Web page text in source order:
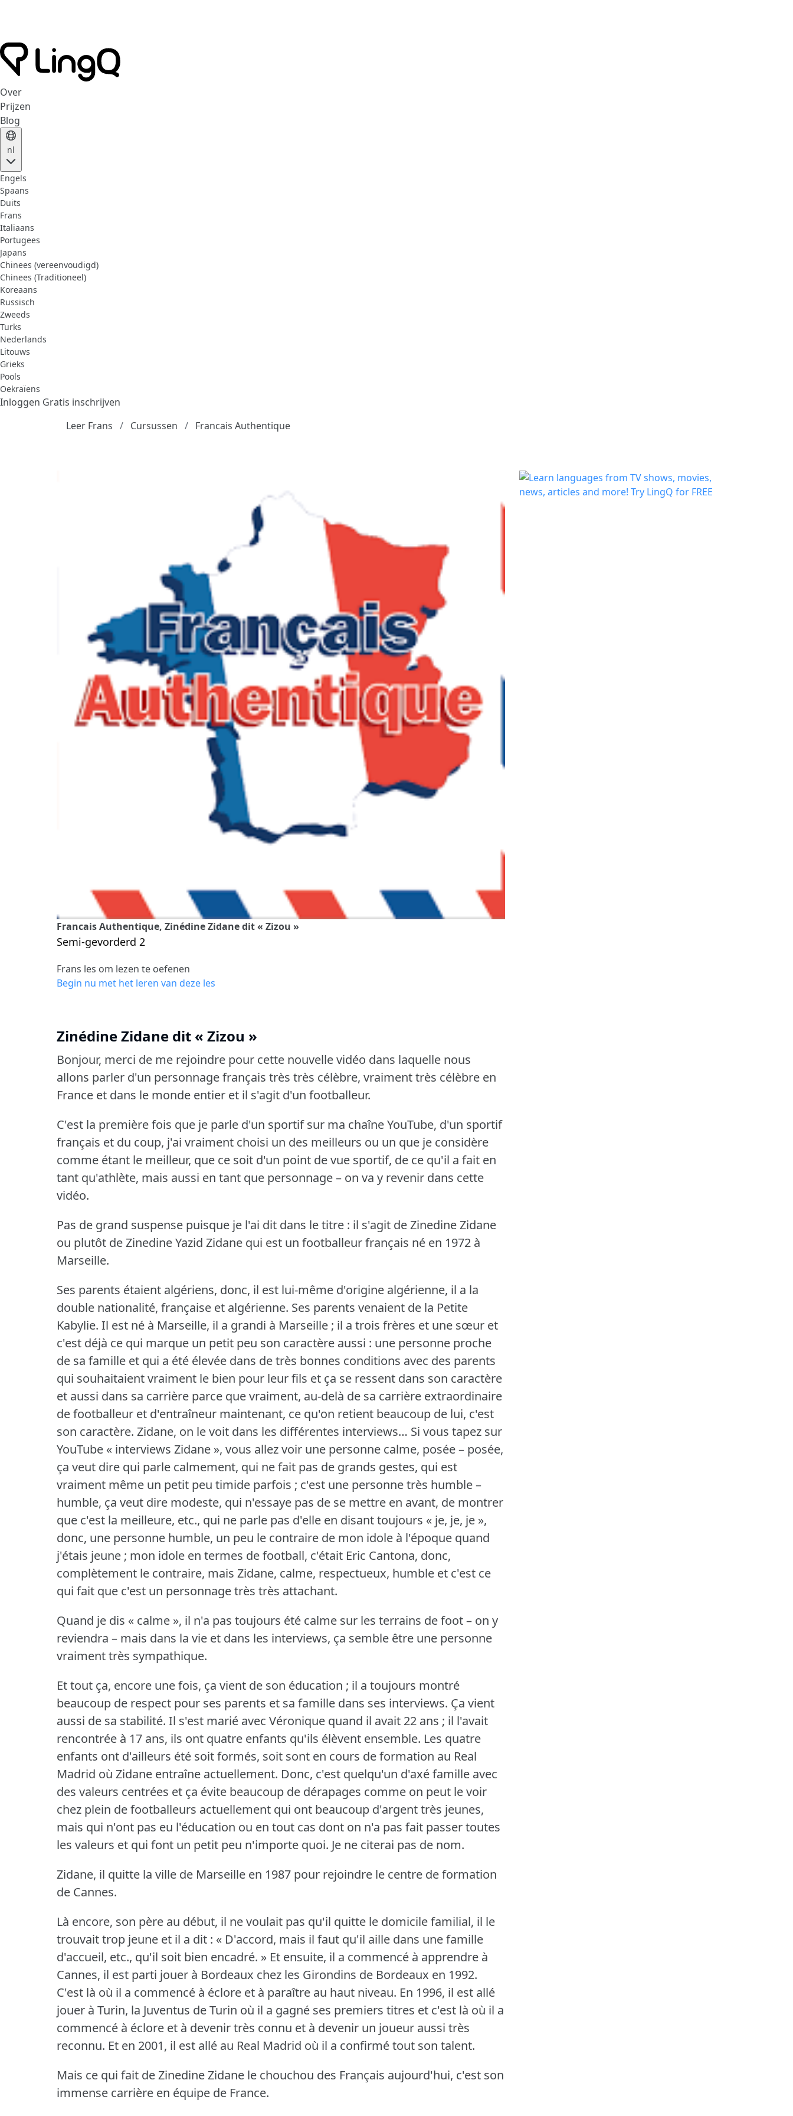
Over
Prijzen
Blog
nl
Engels
Spaans
Duits
Frans
Italiaans
Portugees
Japans
Chinees (vereenvoudigd)
Chinees (Traditioneel)
Koreaans
Russisch
Zweeds
Turks
Nederlands
Litouws
Grieks
Pools
Oekraïens
Inloggen Gratis inschrijven
Leer Frans
Cursussen Francais Authentique
Francais Authentique, Zinédine Zidane dit « Zizou »
Semi-gevorderd 2
Frans les om lezen te oefenen
Begin nu met het leren van deze les
Zinédine Zidane dit « Zizou »
Bonjour, merci de me rejoindre pour cette nouvelle vidéo dans laquelle nous
allons parler d'un personnage français très très célèbre, vraiment très célèbre en
France et dans le monde entier et il s'agit d'un footballeur.
C'est la première fois que je parle d'un sportif sur ma chaîne YouTube, d'un sportif
français et du coup, j'ai vraiment choisi un des meilleurs ou un que je considère
comme étant le meilleur, que ce soit d'un point de vue sportif, de ce qu'il a fait en
tant qu'athlète, mais aussi en tant que personnage – on va y revenir dans cette
vidéo.
Pas de grand suspense puisque je l'ai dit dans le titre : il s'agit de Zinedine Zidane
ou plutôt de Zinedine Yazid Zidane qui est un footballeur français né en 1972 à
Marseille.
Ses parents étaient algériens, donc, il est lui-même d'origine algérienne, il a la
double nationalité, française et algérienne. Ses parents venaient de la Petite
Kabylie. Il est né à Marseille, il a grandi à Marseille ; il a trois frères et une sœur et
c'est déjà ce qui marque un petit peu son caractère aussi : une personne proche
de sa famille et qui a été élevée dans de très bonnes conditions avec des parents
qui souhaitaient vraiment le bien pour leur fils et ça se ressent dans son caractère
et aussi dans sa carrière parce que vraiment, au-delà de sa carrière extraordinaire
de footballeur et d'entraîneur maintenant, ce qu'on retient beaucoup de lui, c'est
son caractère. Zidane, on le voit dans les différentes interviews… Si vous tapez sur
YouTube « interviews Zidane », vous allez voir une personne calme, posée – posée,
ça veut dire qui parle calmement, qui ne fait pas de grands gestes, qui est
vraiment même un petit peu timide parfois ; c'est une personne très humble –
humble, ça veut dire modeste, qui n'essaye pas de se mettre en avant, de montrer
que c'est la meilleure, etc., qui ne parle pas d'elle en disant toujours « je, je, je »,
donc, une personne humble, un peu le contraire de mon idole à l'époque quand
j'étais jeune ; mon idole en termes de football, c'était Eric Cantona, donc,
complètement le contraire, mais Zidane, calme, respectueux, humble et c'est ce
qui fait que c'est un personnage très très attachant.
Quand je dis « calme », il n'a pas toujours été calme sur les terrains de foot – on y
reviendra – mais dans la vie et dans les interviews, ça semble être une personne
vraiment très sympathique.
Et tout ça, encore une fois, ça vient de son éducation ; il a toujours montré
beaucoup de respect pour ses parents et sa famille dans ses interviews. Ça vient
aussi de sa stabilité. Il s'est marié avec Véronique quand il avait 22 ans ; il l'avait
rencontrée à 17 ans, ils ont quatre enfants qu'ils élèvent ensemble. Les quatre
enfants ont d'ailleurs été soit formés, soit sont en cours de formation au Real
Madrid où Zidane entraîne actuellement. Donc, c'est quelqu'un d'axé famille avec
des valeurs centrées et ça évite beaucoup de dérapages comme on peut le voir
chez plein de footballeurs actuellement qui ont beaucoup d'argent très jeunes,
mais qui n'ont pas eu l'éducation ou en tout cas dont on n'a pas fait passer toutes
les valeurs et qui font un petit peu n'importe quoi. Je ne citerai pas de nom.
Zidane, il quitte la ville de Marseille en 1987 pour rejoindre le centre de formation
de Cannes.
Là encore, son père au début, il ne voulait pas qu'il quitte le domicile familial, il le
trouvait trop jeune et il a dit : « D'accord, mais il faut qu'il aille dans une famille
d'accueil, etc., qu'il soit bien encadré. » Et ensuite, il a commencé à apprendre à
Cannes, il est parti jouer à Bordeaux chez les Girondins de Bordeaux en 1992.
C'est là où il a commencé à éclore et à paraître au haut niveau. En 1996, il est allé
jouer à Turin, la Juventus de Turin où il a gagné ses premiers titres et c'est là où il a
commencé à éclore et à devenir très connu et à devenir un joueur aussi très
reconnu. Et en 2001, il est allé au Real Madrid où il a confirmé tout son talent.
Mais ce qui fait de Zinedine Zidane le chouchou des Français aujourd'hui, c'est son
immense carrière en équipe de France.